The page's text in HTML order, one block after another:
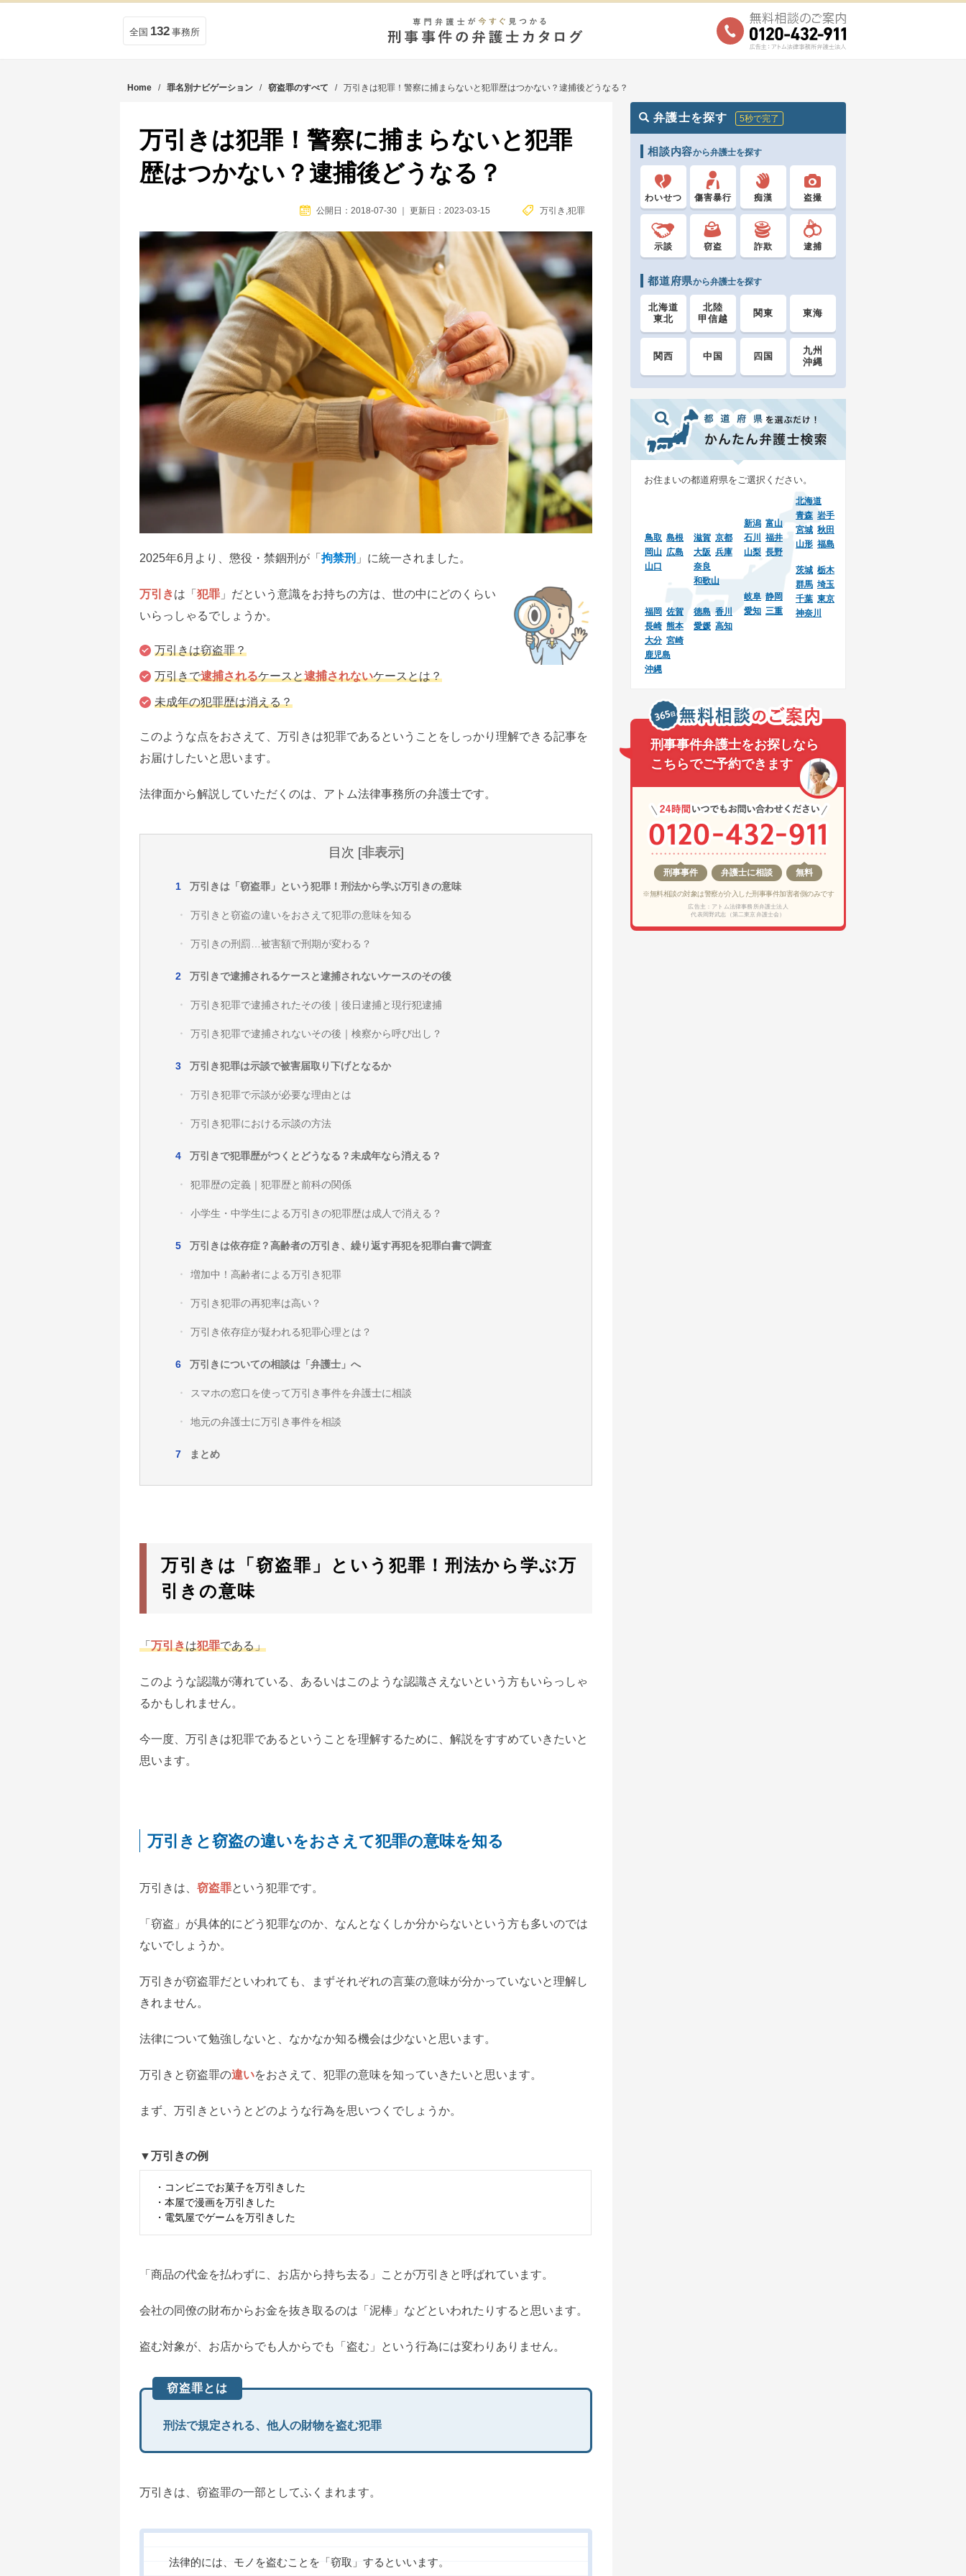
全国 132 事務所
Home / 罪名別ナビゲーション / 窃盗罪のすべて / 万引きは犯罪！警察に捕まらないと犯罪歴はつかない？逮捕後どうなる？
万引きは犯罪！警察に捕まらないと犯罪
歴はつかない？逮捕後どうなる？
公開日：2018-07-30｜ 更新日：2023-03-15 万引き ,犯罪
2025年6月より、懲役・禁錮刑が「拘禁刑 」に統一されました。
万引きは「犯罪 」だという意識をお持ちの方は、世の中にどのくらい
いらっしゃるでしょうか。
万引きは窃盗罪？
万引きで逮捕されるケースと逮捕されないケースとは？
未成年の犯罪歴は消える？
このような点をおさえて、万引きは犯罪であるということをしっかり理解できる記事を
お届けしたいと思います。
法律面から解説していただくのは、アトム法律事務所の弁護士です。
目次 [非表示]
万引きは「窃盗罪」という犯罪！刑法から学ぶ万引きの意味
万引きと窃盗の違いをおさえて犯罪の意味を知る
万引きの刑罰…被害額で刑期が変わる？
万引きで逮捕されるケースと逮捕されないケースのその後
万引き犯罪で逮捕されたその後｜後日逮捕と現行犯逮捕
万引き犯罪で逮捕されないその後｜検察から呼び出し？
万引き犯罪は示談で被害届取り下げとなるか
万引き犯罪で示談が必要な理由とは
万引き犯罪における示談の方法
万引きで犯罪歴がつくとどうなる？未成年なら消える？
犯罪歴の定義｜犯罪歴と前科の関係
小学生・中学生による万引きの犯罪歴は成人で消える？
万引きは依存症？高齢者の万引き、繰り返す再犯を犯罪白書で調査
増加中！高齢者による万引き犯罪
万引き犯罪の再犯率は高い？
万引き依存症が疑われる犯罪心理とは？
万引きについての相談は「弁護士」へ
スマホの窓口を使って万引き事件を弁護士に相談
地元の弁護士に万引き事件を相談
まとめ
万引きは「窃盗罪」という犯罪！刑法から学ぶ万
引きの意味
「万引きは犯罪である」
このような認識が薄れている、あるいはこのような認識さえないという方もいらっしゃ
るかもしれません。
今一度、万引きは犯罪であるということを理解するために、解説をすすめていきたいと
思います。
万引きと窃盗の違いをおさえて犯罪の意味を知る
万引きは、窃盗罪という犯罪です。
「窃盗」が具体的にどう犯罪なのか、なんとなくしか分からないという方も多いのでは
ないでしょうか。
万引きが窃盗罪だといわれても、まずそれぞれの言葉の意味が分かっていないと理解し
きれません。
法律について勉強しないと、なかなか知る機会は少ないと思います。
万引きと窃盗罪の違いをおさえて、犯罪の意味を知っていきたいと思います。
まず、万引きというとどのような行為を思いつくでしょうか。
▼万引きの例
・コンビニでお菓子を万引きした
・本屋で漫画を万引きした
・電気屋でゲームを万引きした
「商品の代金を払わずに、お店から持ち去る」ことが万引きと呼ばれています。
会社の同僚の財布からお金を抜き取るのは「泥棒」などといわれたりすると思います。
盗む対象が、お店からでも人からでも「盗む」という行為には変わりありません。
窃盗罪とは
刑法で規定される、他人の財物を盗む犯罪
万引きは、窃盗罪の一部としてふくまれます。
法律的には、モノを盗むことを「窃取」するといいます。
弁護士を探す 5秒で完了
相談内容から弁護士を探す
わいせつ 傷害暴行 痴漢 盗撮
示談 窃盗 詐欺 逮捕
都道府県から弁護士を探す
北海道
東北
北陸
甲信越
関東 東海
関西 中国 四国
九州
沖縄
お住まいの都道府県をご選択ください。
北海道
青森 岩手
宮城 秋田
山形 福島
新潟 富山
石川
福井
山梨 長野
茨城 栃木
群馬 埼玉
千葉 東京
神奈川
岐阜 静岡
愛知 三重
滋賀 京都
大阪 兵庫
奈良
和歌山
鳥取 島根
岡山 広島
山口
徳島 香川
愛媛 高知
福岡
佐賀
長崎 熊本
大分 宮崎
鹿児島
沖縄
刑事事件弁護士をお探しなら
こちらでご予約できます
刑事事件 弁護士に相談 無料
※無料相談の対象は警察が介入した刑事事件加害者側のみです
広告主：アトム法律事務所弁護士法人
代表岡野武志（第二東京弁護士会）